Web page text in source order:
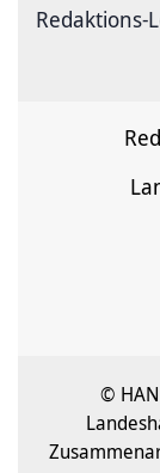
Redaktions-
©